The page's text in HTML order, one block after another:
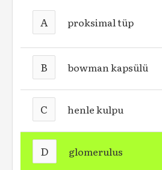
A proksimal tüp
B bowman kapsülü
C henle kulpu
D glomerulus